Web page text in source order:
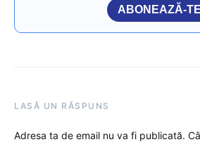
ABONEAZĂ-TE
LASĂ UN RĂSPUNS
Adresa ta de email nu va fi publicată.